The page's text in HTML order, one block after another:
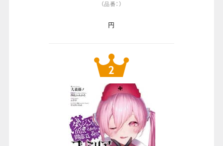
（品番：）
円